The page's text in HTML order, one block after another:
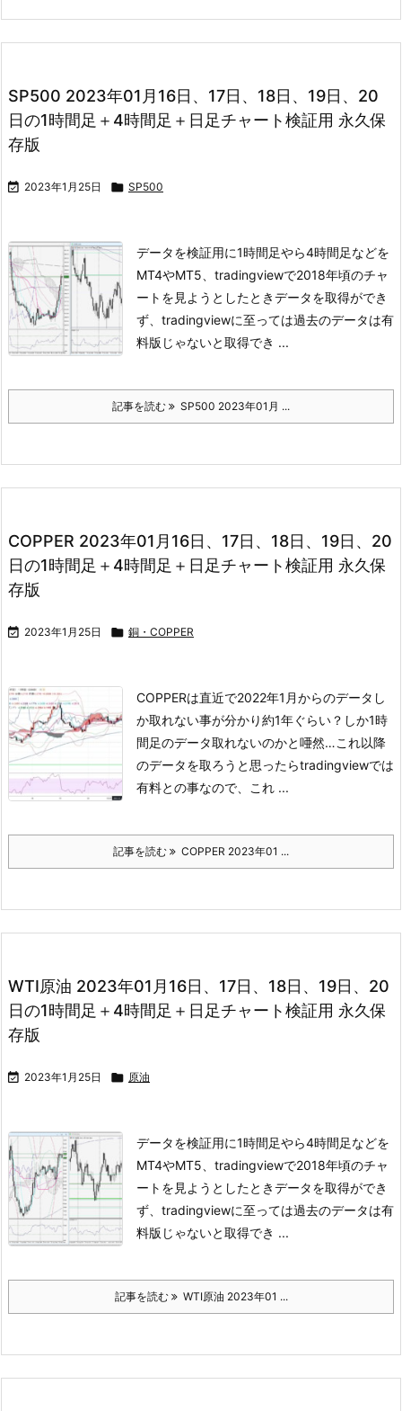
SP500 2023年01月16日、17日、18日、19日、20
日の1時間足＋4時間足＋日足チャート検証用 永久保
存版
 2023年1月25日  SP500
データを検証用に1時間足やら4時間足などを
MT4やMT5、tradingviewで2018年頃のチャ
ートを見ようとしたときデータを取得ができ
ず、 tradingviewに至っては過去のデータは有
料版じゃないと取得でき ...
記事を読む SP500 2023年01月 ...
COPPER 2023年01月16日、17日、18日、19日、20
日の1時間足＋4時間足＋日足チャート検証用 永久保
存版
 2023年1月25日  銅・COPPER
COPPERは直近で2022年1月からのデータし
か取れない事が分かり約1年ぐらい？しか1時
間足のデータ取れないのかと唖然…これ以降
のデータを取ろうと思ったらtradingviewでは
有料との事なので、
これ ...
記事を読む COPPER 2023年01 ...
WTI原油 2023年01月16日、17日、18日、19日、20
日の1時間足＋4時間足＋日足チャート検証用 永久保
存版
 2023年1月25日  原油
データを検証用に1時間足やら4時間足などを
MT4やMT5、tradingviewで2018年頃のチャ
ートを見ようとしたときデータを取得ができ
ず、 tradingviewに至っては過去のデータは有
料版じゃないと取得でき ...
記事を読む WTI原油 2023年01 ...